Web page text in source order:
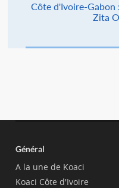
Côte d'Ivoire-
Zita
Général
A la une de Koaci
Koaci Côte d'Ivoire